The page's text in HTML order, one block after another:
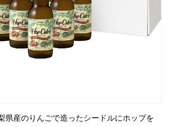
県産のりんごで造ったシードルにホップを